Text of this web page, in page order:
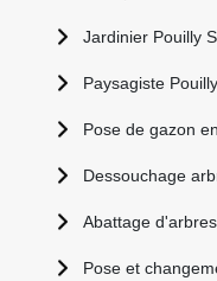
Jardinier Pouilly
Paysagiste
Pose de gazon
Dessouchage
Abattage
Pose et